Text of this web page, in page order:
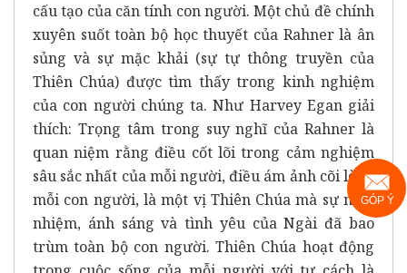
cấu tạo của căn tính con người. Một chủ đề chính
xuyên suốt toàn bộ học thuyết của Rahner là ân
sủng và sự mặc khải (sự tự thông truyền của
Thiên Chúa) được tìm thấy trong kinh nghiệm
của con người chúng ta. Như Harvey Egan giải
thích: Trọng tâm trong suy nghĩ của Rahner là
quan niệm rằng điều cốt lõi trong cảm nghiệm
sâu sắc nhất của mỗi người, điều ám ảnh cõi lòng
mỗi con người, là một vị Thiên Chúa mà sự mầu
nhiệm, ánh sáng và tình yêu của Ngài đã bao
trùm toàn bộ con người. Thiên Chúa hoạt động
GÓP Ý